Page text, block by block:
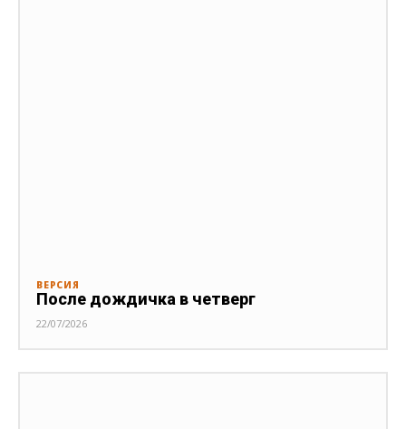
ВЕРСИЯ
После дождичка в четверг
22/07/2026